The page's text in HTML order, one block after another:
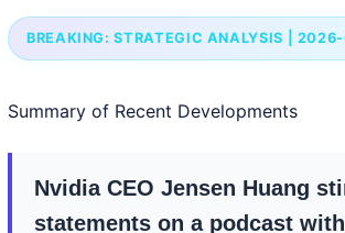
BREAKING: STRATEGIC ANALYSIS |
Summary of Recent Developments
Nvidia CEO Jensen Huang
statements on a podcast